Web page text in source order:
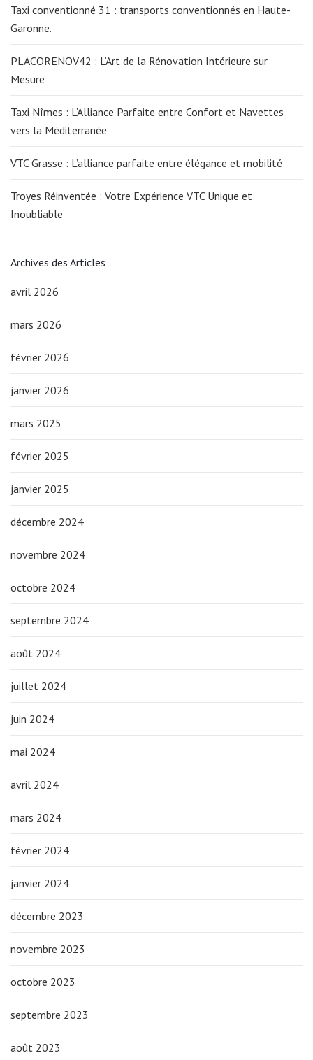
Taxi conventionné 31 : transports conventionnés en Haute-
Garonne.
PLACORENOV42 : L’Art de la Rénovation Intérieure sur
Mesure
Taxi Nîmes : L’Alliance Parfaite entre Confort et Navettes
vers la Méditerranée
VTC Grasse : L’alliance parfaite entre élégance et mobilité
Troyes Réinventée : Votre Expérience VTC Unique et
Inoubliable
Archives des Articles
avril 2026
mars 2026
février 2026
janvier 2026
mars 2025
février 2025
janvier 2025
décembre 2024
novembre 2024
octobre 2024
septembre 2024
août 2024
juillet 2024
juin 2024
mai 2024
avril 2024
mars 2024
février 2024
janvier 2024
décembre 2023
novembre 2023
octobre 2023
septembre 2023
août 2023